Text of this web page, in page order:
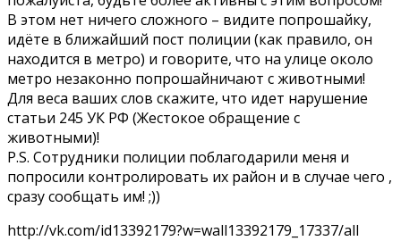
В этом нет ничего сложного – видите попрошайку,
идёте в ближайший пост полиции (как правило, он
находится в метро) и говорите, что на улице около
метро незаконно попрошайничают с животными!
Для веса ваших слов скажите, что идет нарушение
статьи 245 УК РФ (Жестокое обращение с
животными)!
P.S. Сотрудники полиции поблагодарили меня и
попросили контролировать их район и в случае чего ,
сразу сообщать им! ;))
http://vk.com/id13392179?w=wall13392179_17337/all